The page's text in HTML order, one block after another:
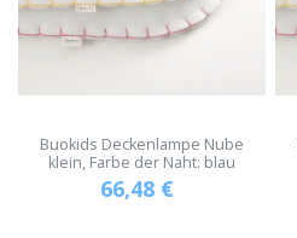
Buokids Deckenlampe Nube
klein, Farbe der Naht: blau
66,48 €